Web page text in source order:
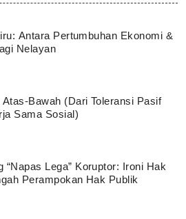
Antara Pertumbuhan Ekonomi &
Nelayan
Atas-Bawah (Dari Toleransi Pasif
Sama Sosial)
“Napas Lega” Koruptor: Ironi Hak
Perampokan Hak Publik